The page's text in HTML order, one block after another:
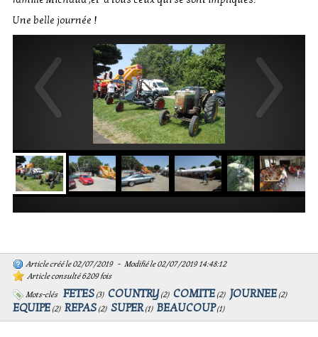
Une belle journée !
Article créé le 02/07/2019 - Modifié le 02/07/2019 14:48:12
Article consulté 6209 fois
Mots-clés
FETES (3) COUNTRY (2) COMITE (2) JOURNEE (2)
EQUIPE (2) REPAS (2) SUPER(1) BEAUCOUP(1)